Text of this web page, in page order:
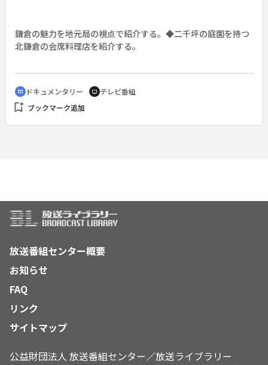
鎌倉の魅力を地元局の視点で紹介する。◆二千坪の庭園を持つ
北鎌倉の会席料理店を紹介する。
cinematic_blur ドキュメンタリー tv テレビ番組
bookmark_add ブックマーク追加
放送番組センター概要
お知らせ
FAQ
リンク
サイトマップ
公益財団法人 放送番組センター／放送ライブラリー